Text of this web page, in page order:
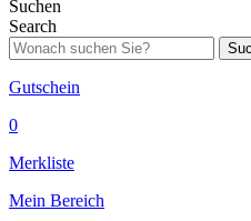
Suchen
Search
Gutschein
0
Merkliste
Mein Bereich